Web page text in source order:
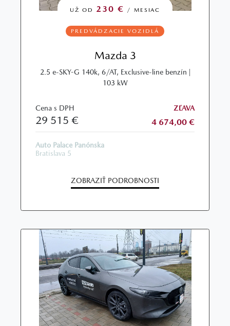
UŽ OD 230 € / MESIAC
PREDVÁDZACIE VOZIDLÁ
Mazda 3
2.5 e-SKY-G 140k, 6/AT, Exclusive-line benzín |
103 kW
Cena s DPH
29 515 €
ZĽAVA
4 674,00 €
Auto Palace Panónska
Bratislava 5
ZOBRAZIŤ PODROBNOSTI